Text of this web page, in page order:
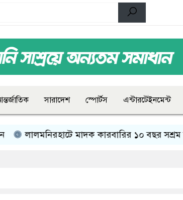
সারাদেশ স্পোর্টস এন্টারটেইনমেন্ট
লালমনিরহাটে মাদক কারবারির ১০ বছর সশ্রম